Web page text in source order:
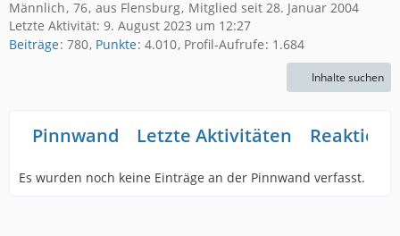
Männlich 76 aus Flensburg Mitglied seit 28. Januar 2004
Letzte Aktivität: 9. August 2023 um 12:27
Beiträge 780 Punkte 4.010 Profil-Aufrufe 1.684
Inhalte suchen
Pinnwand Letzte Aktivitäten
Es wurden noch keine Einträge an der Pinnwand verfasst.